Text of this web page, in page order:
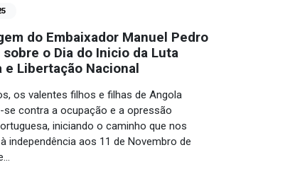
do Embaixador Manuel Pedro
sobre o Dia do Inicio da Luta
e Libertação Nacional
os valentes filhos e filhas de Angola
se contra a ocupação e a opressão
iniciando o caminho que nos
independência aos 11 de Novembro de